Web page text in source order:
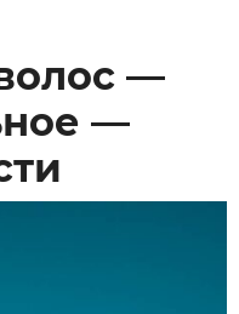
—
—